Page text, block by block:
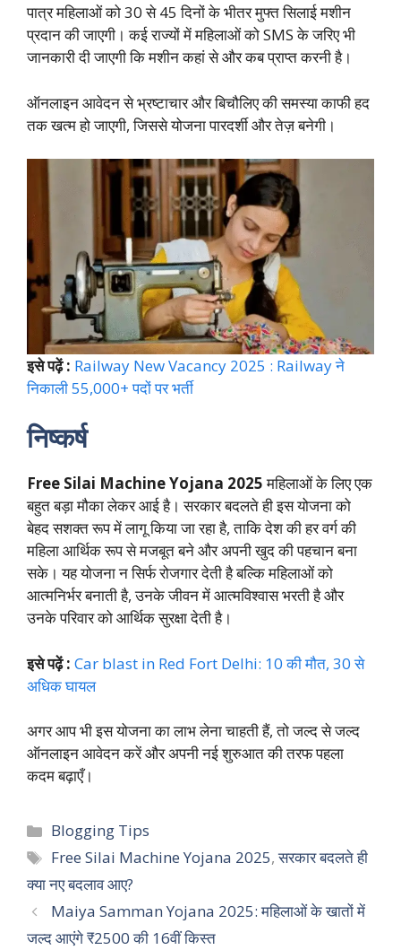
पात्र महिलाओं को 30 से 45 दिनों के भीतर मुफ्त सिलाई मशीन
प्रदान की जाएगी। कई राज्यों में महिलाओं को SMS के जरिए भी
जानकारी दी जाएगी कि मशीन कहां से और कब प्राप्त करनी है।
ऑनलाइन आवेदन से भ्रष्टाचार और बिचौलिए की समस्या काफी हद
तक खत्म हो जाएगी, जिससे योजना पारदर्शी और तेज़ बनेगी।
इसे पढ़ें : Railway New Vacancy 2025 : Railway ने
निकाली 55,000+ पदों पर भर्ती
निष्कर्ष
Free Silai Machine Yojana 2025महिलाओं के लिए एक
बहुत बड़ा मौका लेकर आई है। सरकार बदलते ही इस योजना को
बेहद सशक्त रूप में लागू किया जा रहा है, ताकि देश की हर वर्ग की
महिला आर्थिक रूप से मजबूत बने और अपनी खुद की पहचान बना
सके। यह योजना न सिर्फ रोजगार देती है बल्कि महिलाओं को
आत्मनिर्भर बनाती है, उनके जीवन में आत्मविश्वास भरती है और
उनके परिवार को आर्थिक सुरक्षा देती है।
इसे पढ़ें : Car blast in Red Fort Delhi: 10 की मौत, 30 से
अधिक घायल
अगर आप भी इस योजना का लाभ लेना चाहती हैं, तो जल्द से जल्द
ऑनलाइन आवेदन करें और अपनी नई शुरुआत की तरफ पहला
कदम बढ़ाएँ।
Categories
Blogging Tips
Tags
Free Silai Machine Yojana 2025,सरकार बदलते ही
क्या नए बदलाव आए?
Maiya Samman Yojana 2025: महिलाओं के खातों में
जल्द आएंगे ₹2500 की 16वीं किस्त